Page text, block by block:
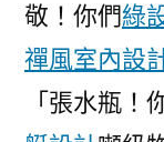
敬！你們綠
禪風室內設
「張水瓶！